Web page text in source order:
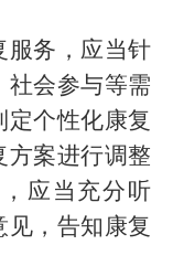
务，应当针
社会参与等需
个性化康复
方案进行调整
应当充分听
，告知康复